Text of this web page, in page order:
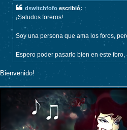
s
a
e
dswitchfofoescribió: ↑
¡Saludos foreros!
Soy una persona que ama los foros,
Espero poder pasarlo bien en este
Bienvenido!